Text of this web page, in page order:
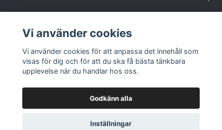
Sociala medier
© 2026 Färgpaletten
Vi använder cookies
Vi använder cookies för att anpassa det innehåll som
visas för dig och för att du ska få bästa tänkbara
upplevelse när du handlar hos oss.
Godkänn alla
Inställningar